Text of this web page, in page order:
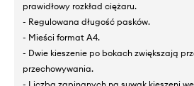
prawidłowy rozkład ciężaru.
- Regulowana długość pasków.
- Mieści format A4.
- Dwie kieszenie po bokach zwiększają
przechowywania.